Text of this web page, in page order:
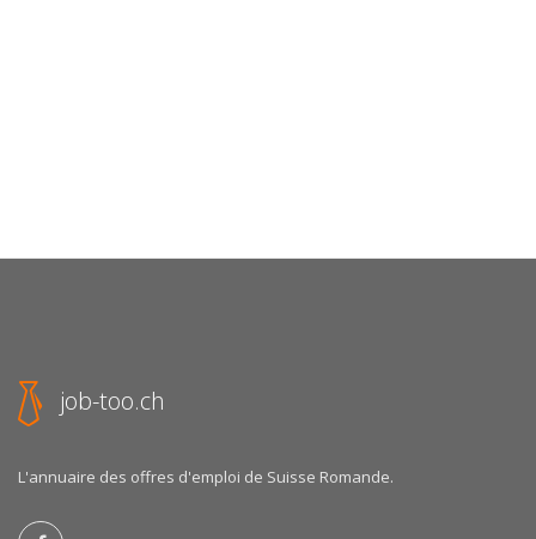
job-too.ch
L'annuaire des offres d'emploi de Suisse Romande.